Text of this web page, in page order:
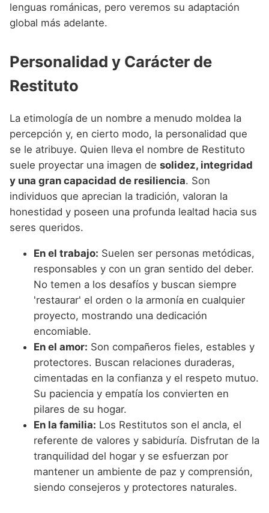
lenguas románicas, pero veremos su adaptación
global más adelante.
Personalidad y Carácter de
Restituto
La etimología de un nombre a menudo moldea la
percepción y, en cierto modo, la personalidad que
se le atribuye. Quien lleva el nombre de Restituto
suele proyectar una imagen de solidez, integridad
y una gran capacidad de resiliencia. Son
individuos que aprecian la tradición, valoran la
honestidad y poseen una profunda lealtad hacia sus
seres queridos.
En el trabajo: Suelen ser personas metódicas,
responsables y con un gran sentido del deber.
No temen a los desafíos y buscan siempre
'restaurar' el orden o la armonía en cualquier
proyecto, mostrando una dedicación
encomiable.
En el amor: Son compañeros fieles, estables y
protectores. Buscan relaciones duraderas,
cimentadas en la confianza y el respeto mutuo.
Su paciencia y empatía los convierten en
pilares de su hogar.
En la familia: Los Restitutos son el ancla, el
referente de valores y sabiduría. Disfrutan de la
tranquilidad del hogar y se esfuerzan por
mantener un ambiente de paz y comprensión,
siendo consejeros y protectores naturales.